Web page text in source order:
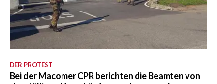
DER PROTEST
Bei der Macomer CPR berichten die Beamten von